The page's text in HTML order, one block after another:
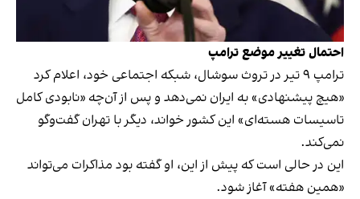
احتمال تغییر موضع ترامپ
ترامپ ۹ تیر در تروث سوشال، شبکه اجتماعی خود، اعلام کرد
«هیچ پیشنهادی» به ایران نمی‌دهد و پس از آن‌چه «نابودی کامل
تاسیسات هسته‌ای» این کشور ‌خواند، دیگر با تهران گفت‌وگو
نمی‌کند.
این در حالی است که پیش از این، او گفته بود مذاکرات می‌تواند
«همین هفته» آغاز شود.